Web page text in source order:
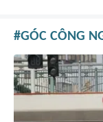
GÓC CÔNG